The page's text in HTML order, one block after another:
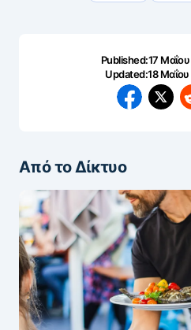
Published:17
Updated:18
Από το Δίκτυο